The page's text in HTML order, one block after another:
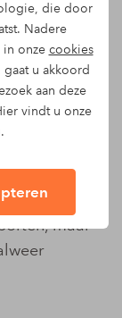
die door
Nadere
in onze cookies
u akkoord
aan deze
vindt u onze
na
irritatie
is daarom
maar